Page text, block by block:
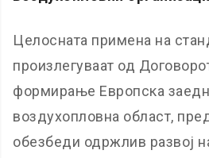
Целосната примена на
произлегуваат од
формирање Европска
воздухопловна област,
обезбеди одржлив развој